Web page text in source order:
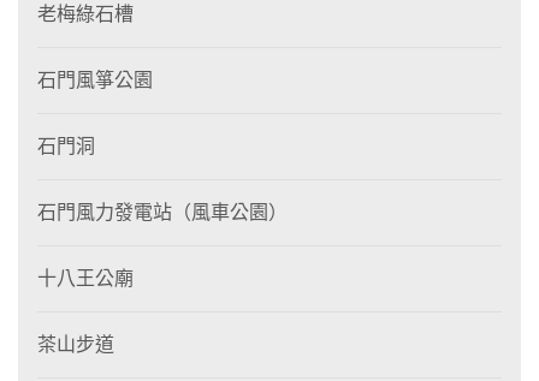
老梅綠石槽
石門風箏公園
石門洞
石門風力發電站（風車公園）
十八王公廟
茶山步道